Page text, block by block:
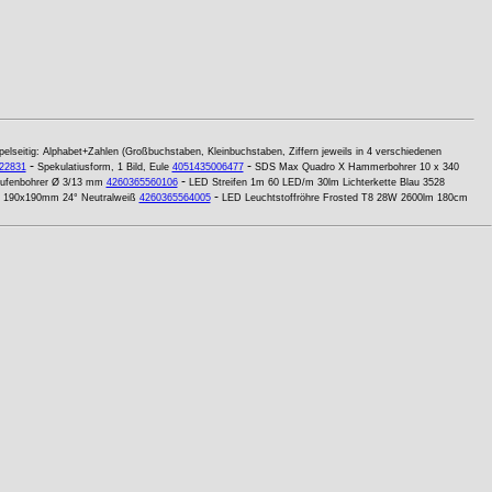
Alphabet+Zahlen (Großbuchstaben, Kleinbuchstaben, Ziffern jeweils in 4 verschiedenen
- Spekulatiusform, 1 Bild, Eule 4051435006477- SDS Max Quadro X Hammerbohrer 10 x 340
Ø 3/13 mm 4260365560106- LED Streifen 1m 60 LED/m 30lm Lichterkette Blau 3528
24° Neutralweiß 4260365564005- LED Leuchtstoffröhre Frosted T8 28W 2600lm 180cm